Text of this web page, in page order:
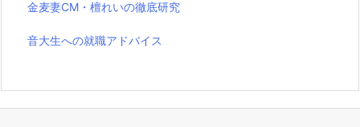
金麦妻CM・檀れいの徹底研究
音大生への就職アドバイス